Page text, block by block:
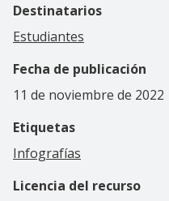
Destinatarios
Estudiantes
Fecha de publicación
11 de noviembre de 2022
Etiquetas
Infografías
Licencia del recurso